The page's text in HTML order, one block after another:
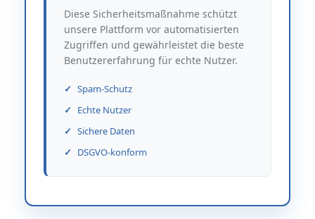
Diese Sicherheitsmaßnahme schützt
unsere Plattform vor automatisierten
Zugriffen und gewährleistet die beste
Benutzererfahrung für echte Nutzer.
Spam-Schutz
Echte Nutzer
Sichere Daten
DSGVO-konform